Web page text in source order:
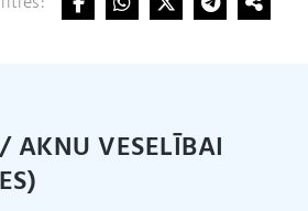
n
AKNU VESELĪBAI